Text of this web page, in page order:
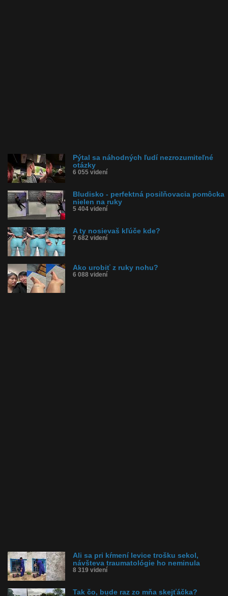
Pýtal sa náhodných ľudí nezrozumiteľné
otázky
6 055 videní
Bludisko - perfektná posilňovacia pomôcka
nielen na ruky
5 404 videní
A ty nosievaš kľúče kde?
7 682 videní
Ako urobiť z ruky nohu?
6 088 videní
Ali sa pri kŕmení levice trošku sekol,
návšteva traumatológie ho neminula
8 319 videní
Tak čo, bude raz zo mňa skejťáčka?